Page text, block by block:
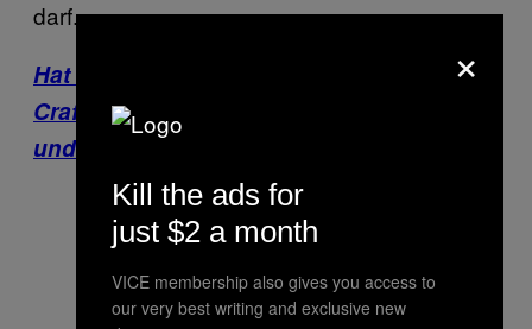
darf.
Hat auch ziemlich viel Ahnung von der
Craft: der Animator hinter „Jurassic Park”
und „Star Wars”. Hier gehts zum Video.
×
Kill the ads for
just $2 a month
VICE membership also gives you access to
our very best writing and exclusive new